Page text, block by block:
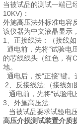
当被试品的测试一端已
10KV)：
外施高压法外标准电容
该仪器为中文液晶显示
1、正接线法：（接线
通电前，先将“试验电
的芯线线头（红色，有
地。
通电后，按“正接"键
2、反接线法:（接线如
通电前，先将“试验电
3、外施高压法:
当被试品要求试验电
高压介损测试装置介质